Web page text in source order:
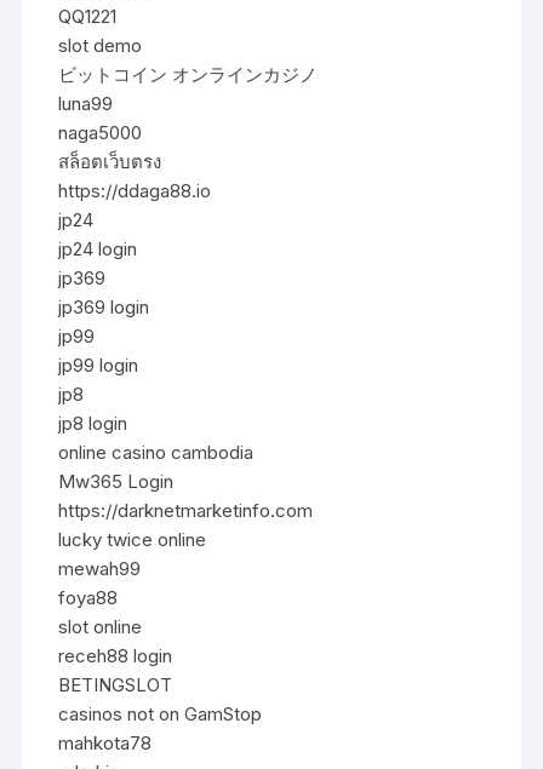
QQ1221
slot demo
ビットコイン オンラインカジノ
luna99
naga5000
สล็อตเว็บตรง
https://ddaga88.io
jp24
jp24 login
jp369
jp369 login
jp99
jp99 login
jp8
jp8 login
online casino cambodia
Mw365 Login
https://darknetmarketinfo.com
lucky twice online
mewah99
foya88
slot online
receh88 login
BETINGSLOT
casinos not on GamStop
mahkota78